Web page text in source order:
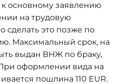
к основному заявлению
на трудовую
сделать это позже по
Максимальный срок, на
выдан ВНЖ по браку,
При оформлении вида на
пошлина 110 EUR.